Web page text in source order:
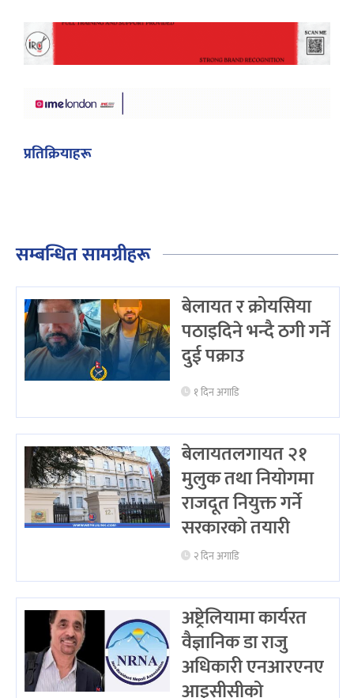
प्रतिक्रियाहरू
सम्बन्धित सामग्रीहरू
बेलायत र क्रोयसिया
पठाइदिने भन्दै ठगी गर्ने
दुई पक्राउ
१ दिन अगाडि
बेलायतलगायत २१
मुलुक तथा नियोगमा
राजदूत नियुक्त गर्ने
सरकारको तयारी
२ दिन अगाडि
अष्ट्रेलियामा कार्यरत
वैज्ञानिक डा राजु
अधिकारी एनआरएनए
आइसीसीको